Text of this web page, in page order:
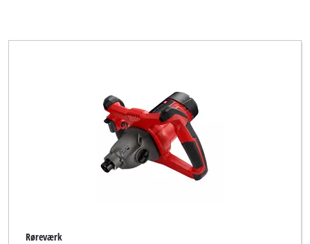
Røreværk